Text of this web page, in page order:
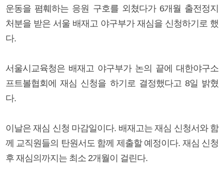
운동을 폄훼하는 응원 구호를 외쳤다가 6개월 출전정지
처분을 받은 서울 배재고 야구부가 재심을 신청하기로 했
다.
서울시교육청은 배재고 야구부가 논의 끝에 대한야구소
프트볼협회에 재심 신청을 하기로 결정했다고 8일 밝혔
다.
이날은 재심 신청 마감일이다. 배재고는 재심 신청서와 함
께 교직원들의 탄원서도 함께 제출할 예정이다. 재심 신청
후 재심의까지는 최소 2개월이 걸린다.